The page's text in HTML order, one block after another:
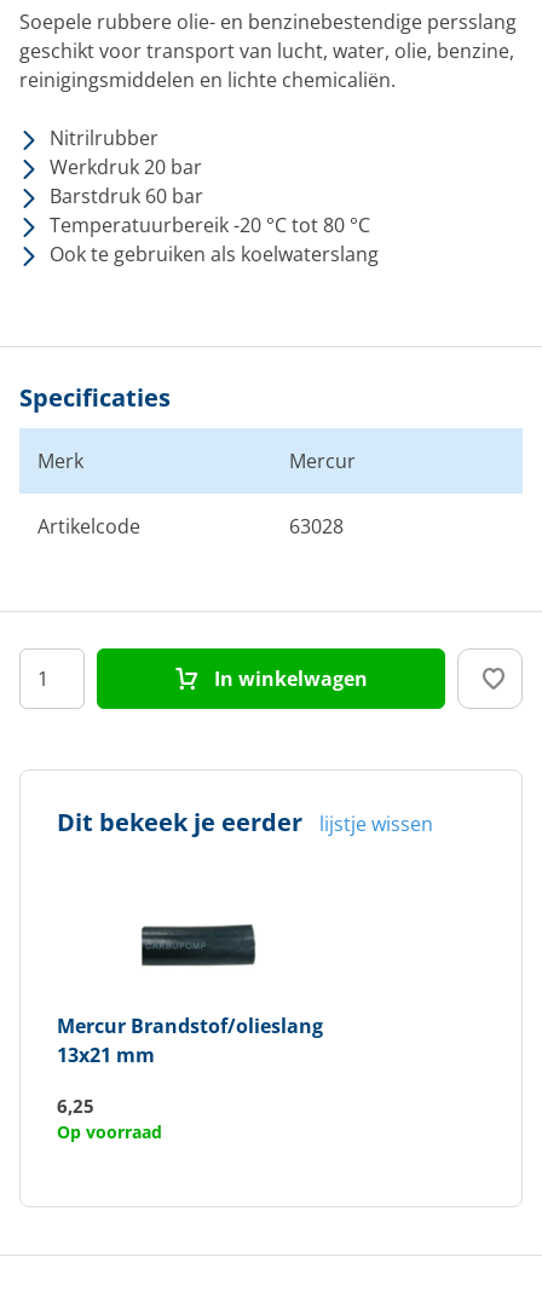
Soepele rubbere olie- en benzinebestendige persslang
geschikt voor transport van lucht, water, olie, benzine,
reinigingsmiddelen en lichte chemicaliën.
Nitrilrubber
Werkdruk 20 bar
Barstdruk 60 bar
Temperatuurbereik -20 °C tot 80 °C
Ook te gebruiken als koelwaterslang
Specificaties
Merk Mercur
Artikelcode 63028
In winkelwagen
Dit bekeek je eerder lijstje wissen
Mercur Brandstof/olieslang
13x21 mm
6,25
Op voorraad